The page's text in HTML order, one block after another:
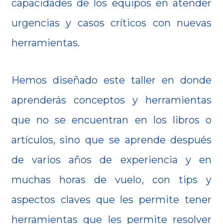
capacidades de los equipos en atender
urgencias y casos críticos con nuevas
herramientas.
Hemos diseñado este taller en donde
aprenderás conceptos y herramientas
que no se encuentran en los libros o
artículos, sino que se aprende después
de varios años de experiencia y en
muchas horas de vuelo, con tips y
aspectos claves que les permite tener
herramientas que les permite resolver